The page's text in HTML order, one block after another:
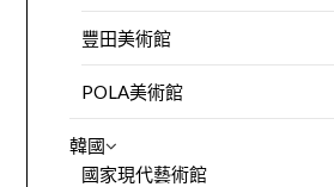
豐田美術館
POLA美術館
韓國
國家現代藝術館